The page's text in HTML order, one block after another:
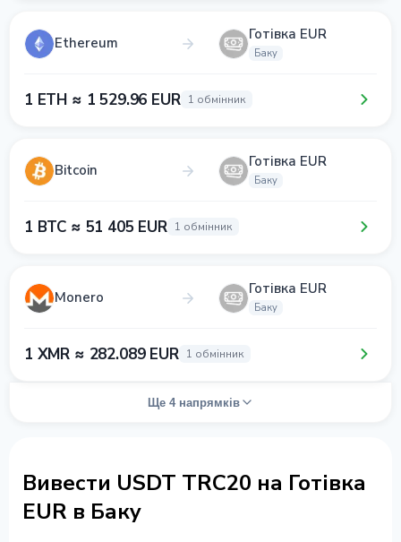
Ethereum Готівка EUR
Баку
1 ETH ≈ 1 529.96 EUR 1 обмінник
Bitcoin Готівка EUR
Баку
1 BTC ≈ 51 405 EUR 1 обмінник
Monero Готівка EUR
Баку
1 XMR ≈ 282.089 EUR 1 обмінник
Ще 4 напрямків
Вивести USDT TRC20 на Готівка
EUR в Баку